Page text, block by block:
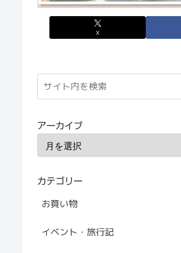
X
アーカイブ
カテゴリー
お買い物
イベント・旅行記